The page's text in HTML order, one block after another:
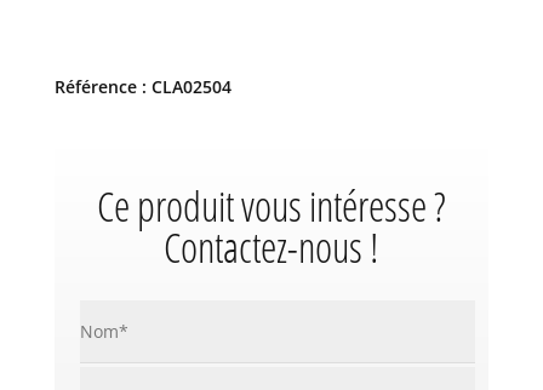
Référence : CLA02504
Ce produit vous intéresse ?
Contactez-nous !